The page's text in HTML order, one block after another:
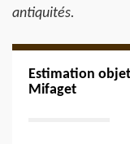
antiquités.
Estimation
Mifaget